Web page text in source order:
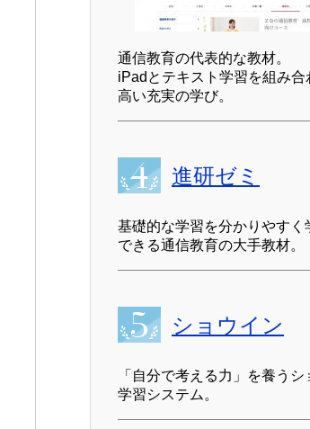
通信教育の代表的な教材。
iPadとテキスト学習を組み合
高い充実の学び。
進研ゼミ
基礎的な学習を分かりやすく
できる通信教育の大手教材。
ショウイン
「自分で考える力」を養う
学習システム。